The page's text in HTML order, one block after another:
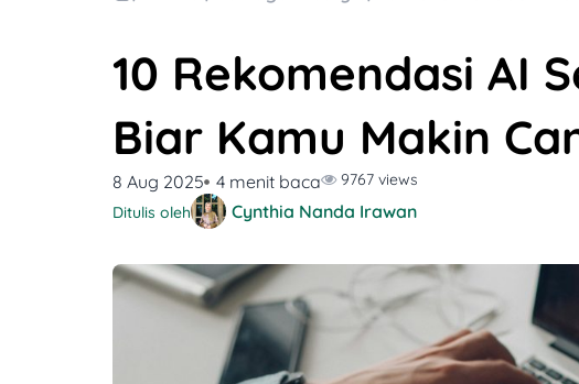
10 Rekomendasi AI
Biar Kamu Makin
8 Aug 2025 4 menit baca
9767 views
Ditulis oleh
Cynthia Nanda Irawan